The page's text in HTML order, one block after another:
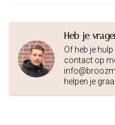
Heb je
Of heb je
contact op
helpen je